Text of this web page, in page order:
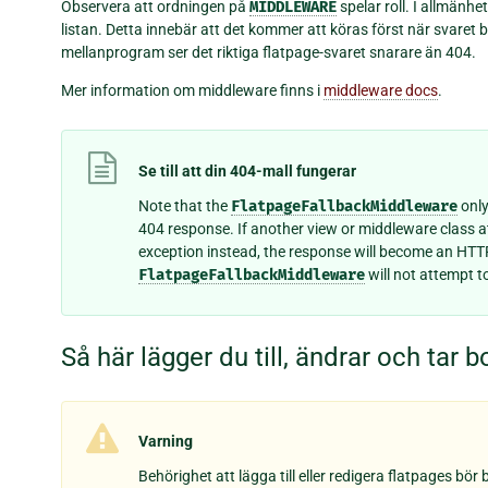
Observera att ordningen på MIDDLEWAREspelar roll. I
listan. Detta innebär att det kommer att köras först när
mellanprogram ser det riktiga flatpage-svaret snarare än 404.
Mer information om middleware finns i middleware docs.
Se till att din 404-mall fungerar
Note that the FlatpageFallbackMiddleware
404 response. If another view or middleware class
exception instead, the response will become an
FlatpageFallbackMiddlewarewill not attempt
Så här lägger du till, ändrar och tar
Varning
Behörighet att lägga till eller redigera flatpages